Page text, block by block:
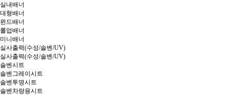
실내배너
대형배너
윈드배너
롤업배너
미니배너
실사출력(수성/솔벤/UV)
실사출력(수성/솔벤/UV)
솔벤시트
솔벤그레이시트
솔벤투명시트
솔벤차량용시트